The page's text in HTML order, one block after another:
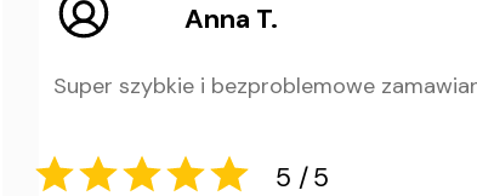
Anna T.
Super szybkie i bezproblemowe